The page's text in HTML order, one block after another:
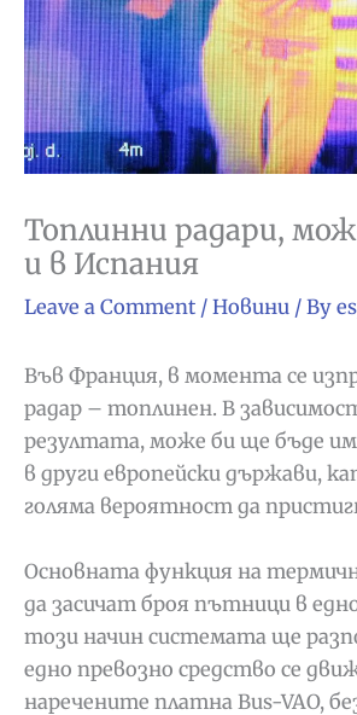
Топлинни радари,
и в Испания
Leave a Comment / Новини / By
Във Франция, в момента се
радар – топлинен. В
резултата, може би ще бъде
в други европейски държави,
голяма вероятност да
Основната функция на
да засичат броя пътници в
този начин системата ще
едно превозно средство се
наречените платна Bus-VAO,